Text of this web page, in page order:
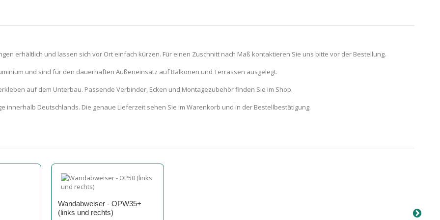
erhältlich und lassen sich vor Ort einfach kürzen. Für einen Zuschnitt nach Maß kontaktieren Sie uns bitte vor der Bestellung.
und sind für den dauerhaften Außeneinsatz auf Balkonen und Terrassen ausgelegt.
auf dem Unterbau. Passende Verbinder, Ecken und Montagezubehör finden Sie im Shop.
innerhalb Deutschlands. Die genaue Lieferzeit sehen Sie im Warenkorb und in der Bestellbestätigung.
Wandabweiser - OPW35+
(links und rechts)